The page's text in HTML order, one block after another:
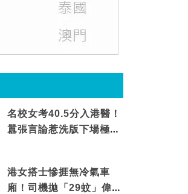
名校女考40.5分入港醫！
囂張言論惹洗版下場極震
港女搭士慘捱無冷氣車
廂！司機拋「29蚊」偉論